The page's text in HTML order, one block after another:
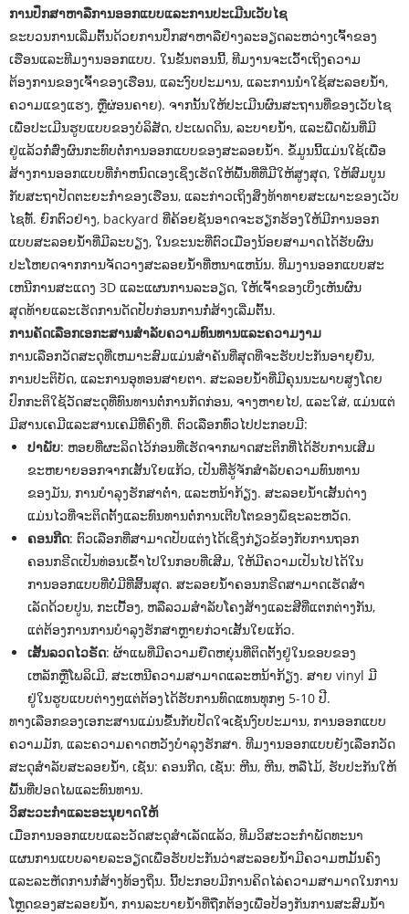
ການປຶກສາຫາລືການອອກແບບແລະການປະເມີນເວັບໄຊ
ຂະບວນການເລີ່ມຕົ້ນດ້ວຍການປຶກສາຫາລືຢ່າງລະອຽດລະຫວ່າງເຈົ້າຂອງ
ເຮືອນແລະທີມງານອອກແບບ. ໃນຂັ້ນຕອນນີ້, ທີມງານຈະເວົ້າເຖິງຄວາມ
ຕ້ອງການຂອງເຈົ້າຂອງເຮືອນ, ແລະງົບປະມານ, ແລະການນໍາໃຊ້ສະລອຍນໍ້າ,
ຄວາມແຂງແຮງ, ຫຼືຜ່ອນຄາຍ). ຈາກນັ້ນໃຫ້ປະເມີນຜົນສະຖານທີ່ຂອງເວັບໄຊ
ເພື່ອປະເມີນຮູບແບບຂອງບໍລິສັດ, ປະເພດດິນ, ລະບາຍນ້ໍາ, ແລະພືດພັນທີ່ມີ
ຢູ່ແລ້ວກໍ່ສົ່ງຜົນກະທົບຕໍ່ການອອກແບບຂອງສະລອຍນໍ້າ. ຂໍ້ມູນນີ້ແມ່ນໃຊ້ເພື່ອ
ສ້າງການອອກແບບທີ່ກໍາຫນົດເອງເຊິ່ງເຮັດໃຫ້ພື້ນທີ່ທີ່ມີໃຫ້ສູງສຸດ, ໃຫ້ສົມບູນ
ກັບສະຖາປັດຕະຍະກໍາຂອງເຮືອນ, ແລະກ່າວເຖິງສິ່ງທ້າທາຍສະເພາະຂອງເວັບ
ໄຊທ໌້. ຍົກຕົວຢ່າງ, backyard ທີ່ຄ້ອຍຊັນອາດຈະຮຽກຮ້ອງໃຫ້ມີການອອກ
ແບບສະລອຍນ້ໍາທີ່ມີລະບຽງ, ໃນຂະນະທີ່ຕົວເມືອງນ້ອຍສາມາດໄດ້ຮັບຜົນ
ປະໂຫຍດຈາກການຈັດວາງສະລອຍນ້ໍາທີ່ຫນາແຫນ້ນ. ທີມງານອອກແບບສະ
ເຫນີການສະແດງ 3D ແລະແຜນການລະອຽດ, ໃຫ້ເຈົ້າຂອງເບິ່ງເຫັນຜົນ
ສຸດທ້າຍແລະເຮັດການດັດປັບກ່ອນການກໍ່ສ້າງເລີ່ມຕົ້ນ.
ການຄັດເລືອກເອກະສານສໍາລັບຄວາມທົນທານແລະຄວາມງາມ
ການເລືອກວັດສະດຸທີ່ເຫມາະສົມແມ່ນສໍາຄັນທີ່ສຸດທີ່ຈະຮັບປະກັນອາຍຸຍືນ,
ການປະຕິບັດ, ແລະການອຸທອນສາຍຕາ. ສະລອຍນ້ໍາທີ່ມີຄຸນນະພາບສູງໂດຍ
ປົກກະຕິໃຊ້ວັດສະດຸທີ່ທົນທານຕໍ່ການກັດກ່ອນ, ຈາງຫາຍໄປ, ແລະໃສ່, ແມ່ນແຕ່
ມີສານເຄມີແລະສານເຄມີທີ່ຄົງທີ່. ຕົວເລືອກທົ່ວໄປປະກອບມີ:
ປາພັບ: ຫອຍທີ່ຜະລິດໄວ້ກ່ອນທີ່ເຮັດຈາກພາດສະຕິກທີ່ໄດ້ຮັບການເສີມ
ຂະຫຍາຍອອກຈາກເສັ້ນໃຍແກ້ວ, ເປັນທີ່ຮູ້ຈັກສໍາລັບຄວາມທົນທານ
ຂອງມັນ, ການບໍາລຸງຮັກສາຕ່ໍາ, ແລະຫນ້າກ້ຽງ. ສະລອຍນ້ໍາເສັ້ນດ່າງ
ແມ່ນໄວທີ່ຈະຕິດຕັ້ງແລະທົນທານຕໍ່ການເຕີບໂຕຂອງພຶຊະລະຫວັດ.
ຄອນກີດ: ຕົວເລືອກທີ່ສາມາດປັບແຕ່ງໄດ້ເຊິ່ງກ່ຽວຂ້ອງກັບການຖອກ
ຄອນກຣີດເປັນທ່ອນເຂົ້າໄປໃນກອບທີ່ເສີມ, ໃຫ້ມີຄວາມເປັນໄປໄດ້ໃນ
ການອອກແບບທີ່ບໍ່ມີທີ່ສິ້ນສຸດ. ສະລອຍນ້ໍາຄອນກຣີດສາມາດເຮັດສໍາ
ເລັດດ້ວຍປູນ, ກະເບື້ອງ, ຫລືລວມສໍາລັບໂຄງສ້າງແລະສີທີ່ແຕກຕ່າງກັນ,
ແຕ່ຕ້ອງການການບໍາລຸງຮັກສາຫຼາຍກ່ວາເສັ້ນໃຍແກ້ວ.
ເສັ້ນລວດໄວຣັດ: ຜ້າແພທີ່ມີຄວາມຍືດຫຍຸ່ນທີ່ຕິດຕັ້ງຢູ່ໃນຂອບຂອງ
ເຫລັກຫຼືໂພລິເມີ, ສະເຫນີຄວາມສາມາດແລະຫນ້າກ້ຽງ. ສາຍ vinyl ມີ
ຢູ່ໃນຮູບແບບຕ່າງໆແຕ່ຕ້ອງໄດ້ຮັບການທົດແທນທຸກໆ 5-10 ປີ.
ທາງເລືອກຂອງເອກະສານແມ່ນຂື້ນກັບປັດໃຈເຊັ່ນງົບປະມານ, ການອອກແບບ
ຄວາມມັກ, ແລະຄວາມຄາດຫວັງບໍາລຸງຮັກສາ. ທີມງານອອກແບບຍັງເລືອກວັດ
ສະດຸສໍາລັບສະລອຍນ້ໍາ, ເຊັ່ນ: ຄອນກີດ, ເຊັ່ນ: ຫີນ, ຫີນ, ຫລືໄມ້, ຮັບປະກັນໃຫ້
ພື້ນທີ່ປອດໄພແລະທົນທານ.
ວິສະວະກໍາແລະອະນຸຍາດໃຫ້
ເມື່ອການອອກແບບແລະວັດສະດຸສໍາເລັດແລ້ວ, ທີມວິສະວະກໍາພັດທະນາ
ແຜນການແບບລາຍລະອຽດເພື່ອຮັບປະກັນວ່າສະລອຍນ້ໍາມີຄວາມຫມັ້ນຄົງ
ແລະລະຫັດການກໍ່ສ້າງທ້ອງຖິ່ນ. ນີ້ປະກອບມີການຄິດໄລ່ຄວາມສາມາດໃນການ
ໂຫຼດຂອງສະລອຍນ້ໍາ, ການລະບາຍນ້ໍາທີ່ຖືກຕ້ອງເພື່ອປ້ອງກັນການສະສົມນ້ໍາ